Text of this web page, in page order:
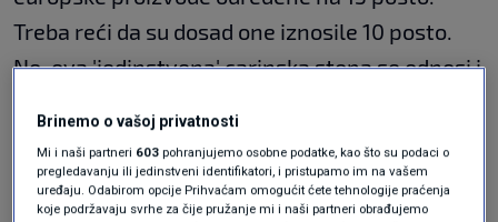
Treba reći da su dosad one iznosile 10 posto.
No, ova 'jedinstvena' carinska stopa se odnosi i
27,5 posto te na poluvodiče i farmaceutske
proizvode. Ta se carina neće dodavati nijednoj
postojećoj, ali ni izuzecima kojih, naravno, ima,
Brinemo o vašoj privatnosti
Mi i naši partneri 603 pohranjujemo osobne podatke, kao što su podaci o
pregledavanju ili jedinstveni identifikatori, i pristupamo im na vašem
uređaju. Odabirom opcije Prihvaćam omogućit ćete tehnologije praćenja
koje podržavaju svrhe za čije pružanje mi i naši partneri obrađujemo